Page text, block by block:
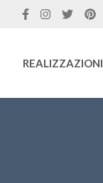
REALIZZAZIONI